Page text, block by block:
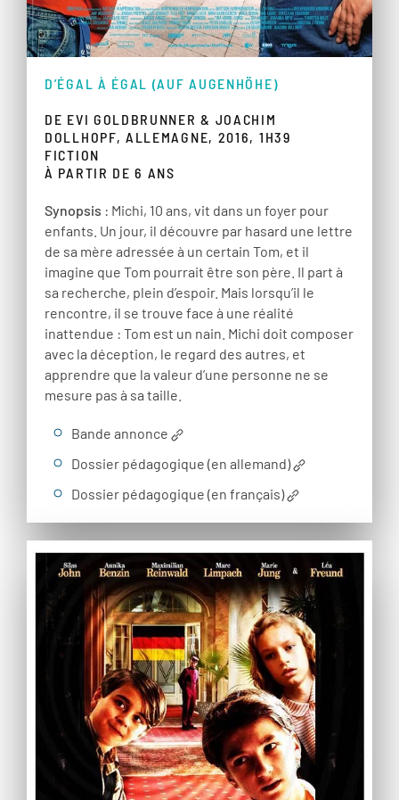
D’ÉGAL À ÉGAL (AUF AUGENHÖHE)
DE EVI GOLDBRUNNER & JOACHIM
DOLLHOPF, ALLEMAGNE, 2016, 1H39
FICTION
À PARTIR DE 6 ANS
Synopsis : Michi, 10 ans, vit dans un foyer pour
enfants. Un jour, il découvre par hasard une lettre
de sa mère adressée à un certain Tom, et il
imagine que Tom pourrait être son père. Il part à
sa recherche, plein d’espoir. Mais lorsqu’il le
rencontre, il se trouve face à une réalité
inattendue : Tom est un nain. Michi doit composer
avec la déception, le regard des autres, et
apprendre que la valeur d’une personne ne se
mesure pas à sa taille.
Bande annonce
Dossier pédagogique (en allemand)
Dossier pédagogique (en français)